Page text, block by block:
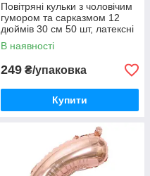
Повітряні кульки з чоловічим
гумором та сарказмом 12
дюймів 30 см 50 шт, латексні
кульки з жартами під гелій
В наявності
249 ₴/упаковка
Купити